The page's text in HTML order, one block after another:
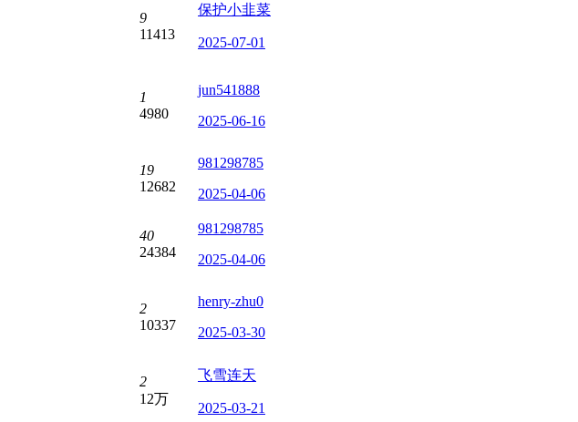
9
11413
保护小韭菜
2025-07-01
1
4980
jun541888
2025-06-16
19
12682
981298785
2025-04-06
40
24384
981298785
2025-04-06
2
10337
henry-zhu0
2025-03-30
2
12万
飞雪连天
2025-03-21